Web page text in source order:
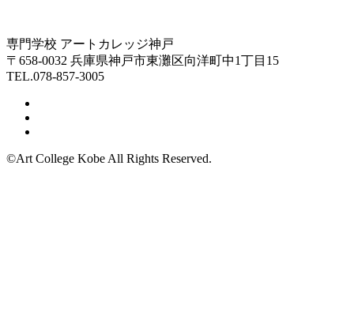
専門学校 アートカレッジ神戸
〒658-0032 兵庫県神戸市東灘区向洋町中1丁目15
TEL.078-857-3005
©Art College Kobe All Rights Reserved.